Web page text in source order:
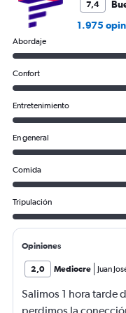
7,4
1.975
Abordaje
Confort
Entretenimiento
En general
Comida
Tripulación
Opiniones
2,0 Mediocre Juan
Salimos 1 hora tarde